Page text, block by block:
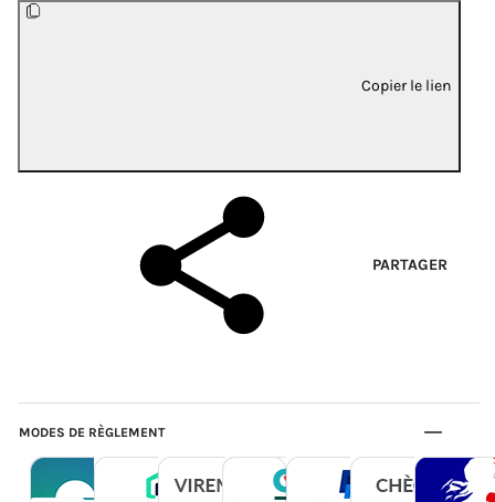
Copier le lien
PARTAGER
MODES DE RÈGLEMENT